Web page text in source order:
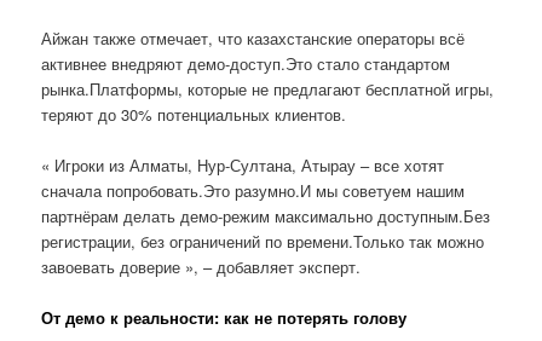
Айжан также отмечает, что казахстанские операторы всё
активнее внедряют демо-доступ.Это стало стандартом
рынка.Платформы, которые не предлагают бесплатной игры,
теряют до 30% потенциальных клиентов.
« Игроки из Алматы, Нур-Султана, Атырау – все хотят
сначала попробовать.Это разумно.И мы советуем нашим
партнёрам делать демо-режим максимально доступным.Без
регистрации, без ограничений по времени.Только так можно
завоевать доверие », – добавляет эксперт.
От демо к реальности: как не потерять голову